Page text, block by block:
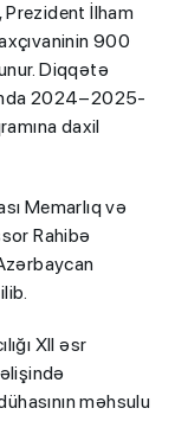
İlham
900
Diqqətə
2024–2025-
daxil
Memarlıq və
Rahibə
XII əsr
məhsulu